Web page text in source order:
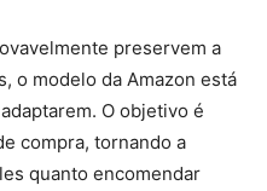
preservem a
o modelo da Amazon está
O objetivo é
compra, tornando a
quanto encomendar